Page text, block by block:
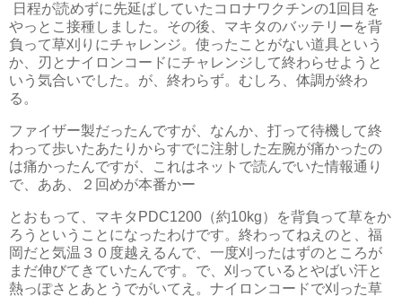
日程が読めずに先延ばしていたコロナワクチンの1回目を
やっとこ接種しました。その後、マキタのバッテリーを背
負って草刈りにチャレンジ。使ったことがない道具という
か、刃とナイロンコードにチャレンジして終わらせようと
いう気合いでした。が、終わらず。むしろ、体調が終わ
る。
ファイザー製だったんですが、なんか、打って待機して終
わって歩いたあたりからすでに注射した左腕が痛かったの
は痛かったんですが、これはネットで読んでいた情報通り
で、ああ、２回めが本番かー
とおもって、マキタPDC1200（約10kg）を背負って草をか
ろうということになったわけです。終わってねえのと、福
岡だと気温３０度越えるんで、一度刈ったはずのところが
まだ伸びてきていたんです。で、刈っているとやばい汗と
熱っぽさとあとうでがいてえ。ナイロンコードで刈った草